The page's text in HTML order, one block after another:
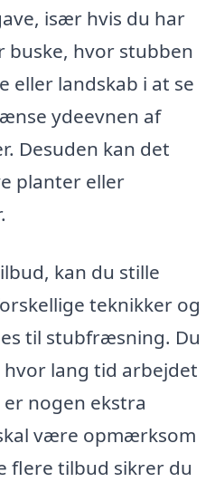
især hvis du har
hvor stubben
eller landskab i at se
ydeevnen af
Desuden kan det
planter eller
kan du stille
teknikker og
til stubfræsning. Du
lang tid arbejdet
nogen ekstra
være opmærksom
flere tilbud sikrer du